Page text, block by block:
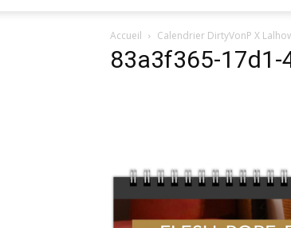
et
DVD
Shibari
Accueil Calendrier DirtyVonP X
83a3f365-17d1-